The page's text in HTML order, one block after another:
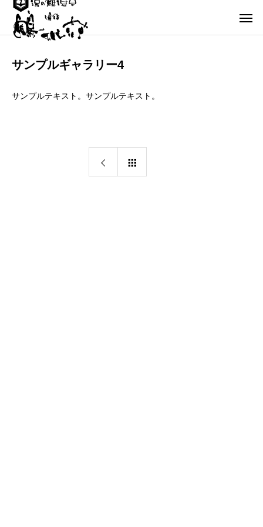
サンプルギャラリー4
サンプルテキスト。サンプルテキスト。